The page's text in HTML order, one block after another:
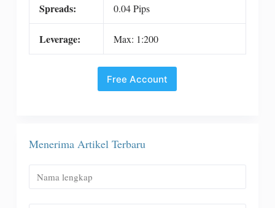
Spreads: 0.04 Pips
Leverage: Max: 1:200
Free Account
Menerima Artikel Terbaru